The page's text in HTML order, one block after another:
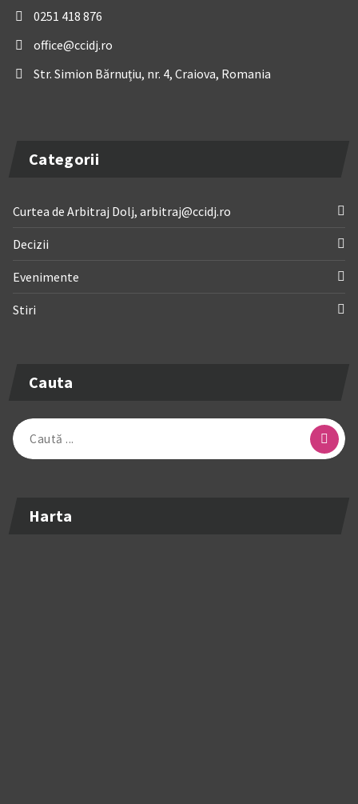
0251 418 876
office@ccidj.ro
Str. Simion Bărnuțiu, nr. 4, Craiova, Romania
Categorii
Curtea de Arbitraj Dolj, arbitraj@ccidj.ro
Decizii
Evenimente
Stiri
Cauta
Caută
după:
Harta